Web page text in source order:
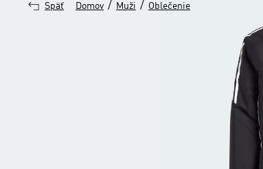
Späť Domov / Muži / Oblečenie